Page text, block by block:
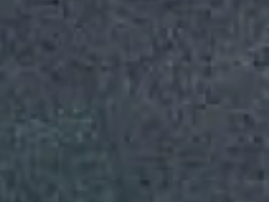
Etude / Conseil
Contrat
d'entretien
Intervention
Devis gratuit